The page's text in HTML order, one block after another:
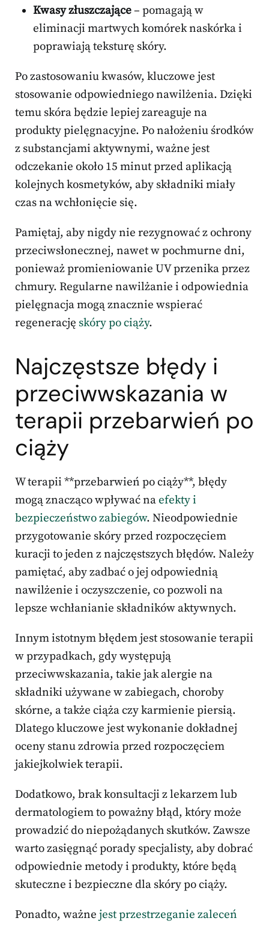
Kwasy złuszczające– pomagają w
eliminacji martwych komórek naskórka i
poprawiają teksturę skóry.
Po zastosowaniu kwasów, kluczowe jest
stosowanie odpowiedniego nawilżenia. Dzięki
temu skóra będzie lepiej zareaguje na
produkty pielęgnacyjne. Po nałożeniu środków
z substancjami aktywnymi, ważne jest
odczekanie około 15 minut przed aplikacją
kolejnych kosmetyków, aby składniki miały
czas na wchłonięcie się.
Pamiętaj, aby nigdy nie rezygnować z ochrony
przeciwsłonecznej, nawet w pochmurne dni,
ponieważ promieniowanie UV przenika przez
chmury. Regularne nawilżanie i odpowiednia
pielęgnacja mogą znacznie wspierać
regenerację skóry po ciąży.
Najczęstsze błędy i
przeciwwskazania w
terapii przebarwień po
ciąży
W terapii **przebarwień po ciąży**, błędy
mogą znacząco wpływać naefekty i
bezpieczeństwo zabiegów. Nieodpowiednie
przygotowanie skóry przed rozpoczęciem
kuracji to jeden z najczęstszych błędów. Należy
pamiętać, aby zadbać o jej odpowiednią
nawilżenie i oczyszczenie, co pozwoli na
lepsze wchłanianie składników aktywnych.
Innym istotnym błędem jest stosowanie terapii
w przypadkach, gdy występują
przeciwwskazania, takie jak alergie na
składniki używane w zabiegach, choroby
skórne, a także ciąża czy karmienie piersią.
Dlatego kluczowe jest wykonanie dokładnej
oceny stanu zdrowia przed rozpoczęciem
jakiejkolwiek terapii.
Dodatkowo, brak konsultacji z lekarzem lub
dermatologiem to poważny błąd, który może
prowadzić do niepożądanych skutków. Zawsze
warto zasięgnąć porady specjalisty, aby dobrać
odpowiednie metody i produkty, które będą
skuteczne i bezpieczne dla skóry po ciąży.
Ponadto, ważne jest przestrzeganie zaleceń